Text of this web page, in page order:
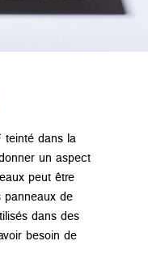
teinté dans la
un aspect
peut être
panneaux de
dans des
besoin de